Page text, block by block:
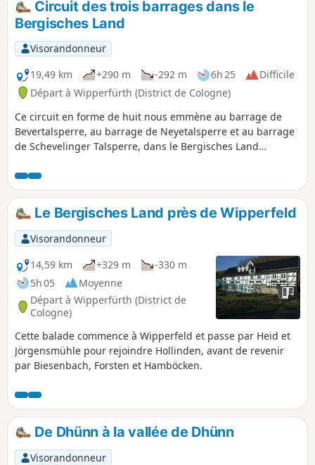
Circuit des trois barrages dans le
Bergisches Land
Visorandonneur
19,49 km
+290 m -292 m 6h 25
Difficile
Départ à Wipperfürth (District de Cologne)
Ce circuit en forme de huit nous emmène au barrage de
Bevertalsperre, au barrage de Neyetalsperre et au barrage
de Schevelinger Talsperre, dans le Bergisches Land
ses constructions clairsemées avec des maisons à
colombages recouvertes de schiste. Les trois barrages et
l'étang du moulin Wasserfuhr sont reliés entre eux par un
système de galeries et forment ensemble le « Bever-Block ».
Celui-ci sert à contrôler et à acheminer l'excédent d'eau vers
la Wupper en fonction des besoins.
Le Bergisches Land près de Wipperfeld
Visorandonneur
14,59 km
+329 m
-330 m
5h 05
Moyenne
Départ à Wipperfürth (District de
Cologne)
Cette balade commence à Wipperfeld et passe par Heid et
Jörgensmühle pour rejoindre Hollinden, avant de revenir
par Biesenbach, Forsten et Hamböcken.
De Dhünn à la vallée de Dhünn
Visorandonneur